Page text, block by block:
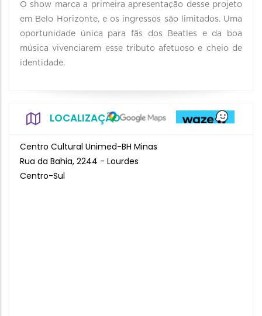
O show marca a primeira apresentação desse projeto
em Belo Horizonte, e os ingressos são limitados. Uma
oportunidade única para fãs dos Beatles e da boa
música vivenciarem esse tributo afetuoso e cheio de
identidade.
LOCALIZAÇÃO
Centro Cultural Unimed-BH Minas
Rua da Bahia, 2244 - Lourdes
Centro-Sul